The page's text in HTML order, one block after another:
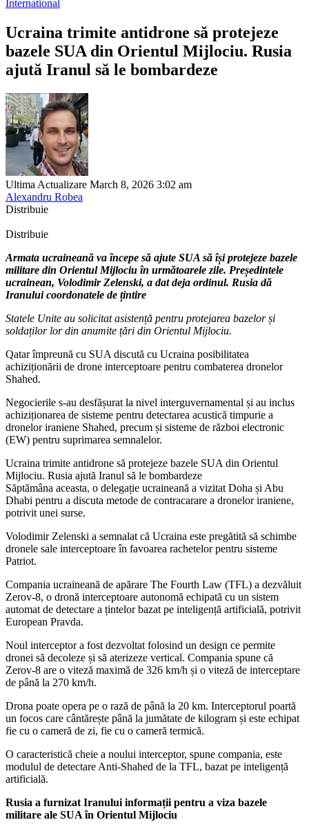
International
Ucraina trimite antidrone să protejeze
bazele SUA din Orientul Mijlociu. Rusia
ajută Iranul să le bombardeze
Ultima Actualizare March 8, 2026 3:02 am
Alexandru Robea
Distribuie
Distribuie
Armata ucraineană va începe să ajute SUA să își protejeze bazele
militare din Orientul Mijlociu în următoarele zile. Președintele
ucrainean, Volodimir Zelenski, a dat deja ordinul. Rusia dă
Iranului coordonatele de țintire
Statele Unite au solicitat asistență pentru protejarea bazelor și
soldaților lor din anumite țări din Orientul Mijlociu.
Qatar împreună cu SUA discută cu Ucraina posibilitatea
achiziționării de drone interceptoare pentru combaterea dronelor
Shahed.
Negocierile s-au desfășurat la nivel interguvernamental și au inclus
achiziționarea de sisteme pentru detectarea acustică timpurie a
dronelor iraniene Shahed, precum și sisteme de război electronic
(EW) pentru suprimarea semnalelor.
Ucraina trimite antidrone să protejeze bazele SUA din Orientul
Mijlociu. Rusia ajută Iranul să le bombardeze
Săptămâna aceasta, o delegație ucraineană a vizitat Doha și Abu
Dhabi pentru a discuta metode de contracarare a dronelor iraniene,
potrivit unei surse.
Volodimir Zelenski a semnalat că Ucraina este pregătită să schimbe
dronele sale interceptoare în favoarea rachetelor pentru sisteme
Patriot.
Compania ucraineană de apărare The Fourth Law (TFL) a dezvăluit
Zerov-8, o dronă interceptoare autonomă echipată cu un sistem
automat de detectare a țintelor bazat pe inteligență artificială, potrivit
European Pravda.
Noul interceptor a fost dezvoltat folosind un design ce permite
dronei să decoleze și să aterizeze vertical. Compania spune că
Zerov-8 are o viteză maximă de 326 km/h și o viteză de interceptare
de până la 270 km/h.
Drona poate opera pe o rază de până la 20 km. Interceptorul poartă
un focos care cântărește până la jumătate de kilogram și este echipat
fie cu o cameră de zi, fie cu o cameră termică.
O caracteristică cheie a noului interceptor, spune compania, este
modulul de detectare Anti-Shahed de la TFL, bazat pe inteligență
artificială.
Rusia a furnizat Iranului informații pentru a viza bazele
militare ale SUA în Orientul Mijlociu